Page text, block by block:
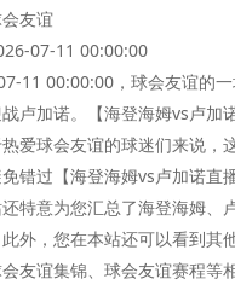
友谊
07-11 00:00:00
11 00:00:00，球会友谊的
卢加诺。【海登海姆vs卢加
爱球会友谊的球迷们来说，
错过【海登海姆vs卢加诺直
特意为您汇总了海登海姆、
外，您在本站还可以看到其
友谊集锦、球会友谊赛程等